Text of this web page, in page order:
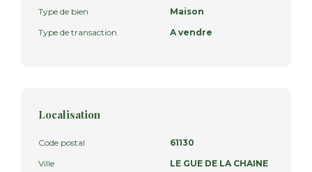
Type de bien
Maison
Type de transaction
A vendre
Localisation
Code postal
61130
Ville
LE GUE DE LA CHAINE